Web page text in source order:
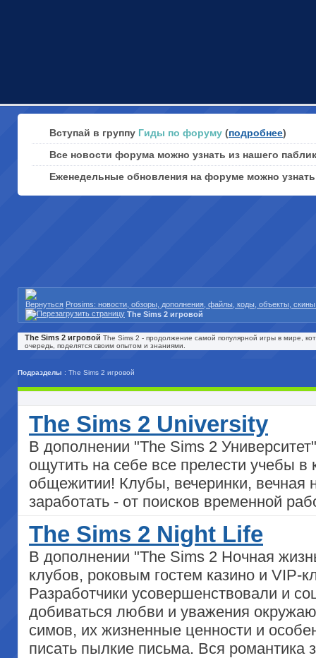
Вступай в группу Гиды по форуму (подробнее)
Все новости форума можно узнать из нашего
Еженедельные обновления на форуме можно
Prosims: новости, обзоры, дополнения, файлы, коды, объекты,
The Sims 2 игровой
The Sims 2 игровой The Sims 2 - продолжение самой популярной игры в мире,
очередь, поделятся своим опытом и знаниями.
Подразделы : The Sims 2 игровой
The Sims 2 University
В дополнении "The Sims 2
ощутить на себе все прелести учебы
общежитии! Клубы, вечеринки, вечная
заработать - от поисков временной
The Sims 2 Night Life
В дополнении "The Sims 2 Ночная
клубов, роковым гостем казино и VIP-
Разработчики усовершенствовали и
добиваться любви и уважения
симов, их жизненные ценности и
писать пылкие письма. Вся романтика